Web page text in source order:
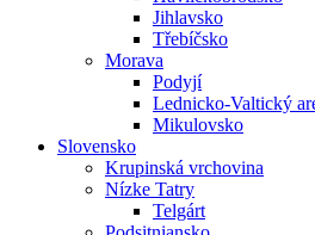
Jihlavsko
Třebíčsko
Morava
Podyjí
Lednicko-Valtický
Mikulovsko
Slovensko
Krupinská vrchovina
Nízke Tatry
Telgárt